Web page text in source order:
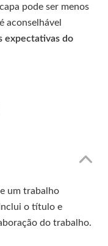
pode ser menos
aconselhável
expectativas do
um trabalho
o título e
do trabalho.